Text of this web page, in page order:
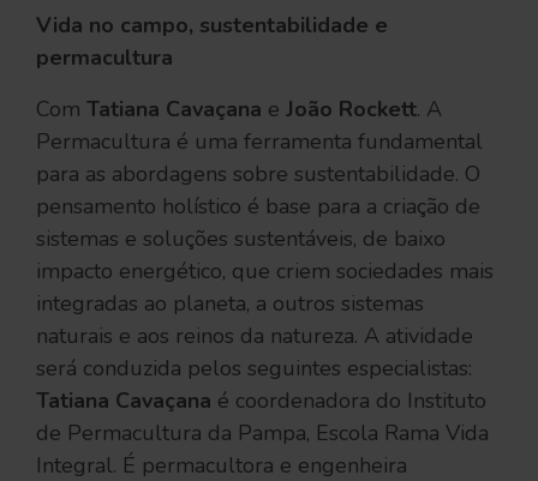
Vida no campo, sustentabilidade e
permacultura
Com Tatiana Cavaçana e João Rockett. A
Permacultura é uma ferramenta fundamental
para as abordagens sobre sustentabilidade. O
pensamento holístico é base para a criação de
sistemas e soluções sustentáveis, de baixo
impacto energético, que criem sociedades mais
integradas ao planeta, a outros sistemas
naturais e aos reinos da natureza. A atividade
será conduzida pelos seguintes especialistas:
Tatiana Cavaçana é coordenadora do Instituto
de Permacultura da Pampa, Escola Rama Vida
Integral. É permacultora e engenheira